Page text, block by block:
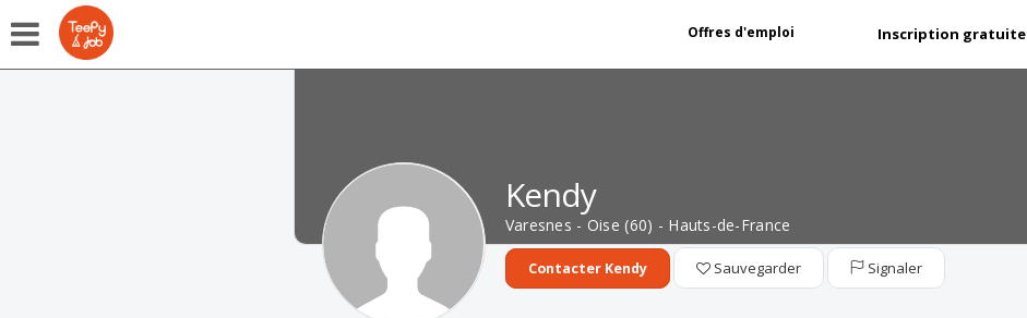
Offres d'emploi Inscription gratuite
Kendy
Varesnes - Oise (60) - Hauts-de-France
Contacter Kendy Sauvegarder Signaler